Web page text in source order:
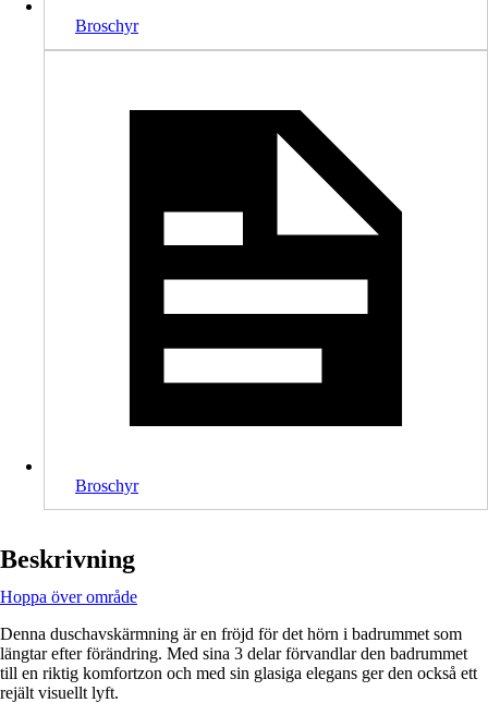
Broschyr
Broschyr
Beskrivning
Hoppa över område
Denna duschavskärmning är en fröjd för det hörn i badrummet som
längtar efter förändring. Med sina 3 delar förvandlar den badrummet
till en riktig komfortzon och med sin glasiga elegans ger den också ett
rejält visuellt lyft.